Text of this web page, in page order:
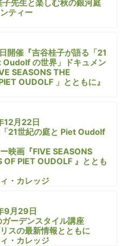
先生と楽しむ秋の銀河庭
ティー
開催『吉谷桂子が語る「21
Oudolf の世界」ドキュメン
SEASONS THE
OUDOLF 」とともに』
12月22日
21世紀の庭と Piet Oudolf
映画『FIVE SEASONS
OF PIET OUDOLF 』ととも
・カレッジ
9月29日
ーデンスタイル講座
スの最新情報とともに
・カレッジ